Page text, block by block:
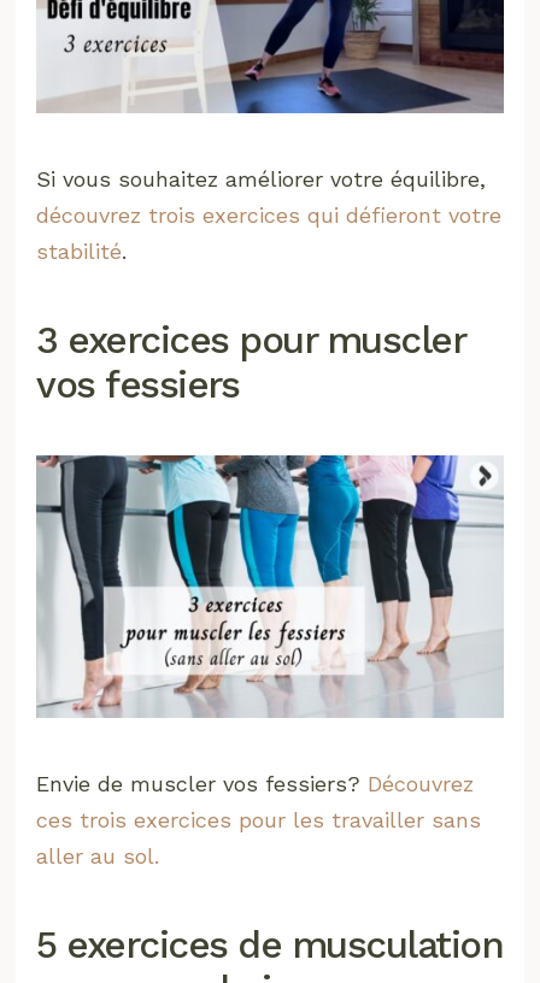
Si vous souhaitez améliorer votre équilibre,
découvrez trois exercices qui défieront votre
stabilité.
3 exercices pour muscler
vos fessiers
Envie de muscler vos fessiers? Découvrez
ces trois exercices pour les travailler sans
aller au sol.
5 exercices de musculation